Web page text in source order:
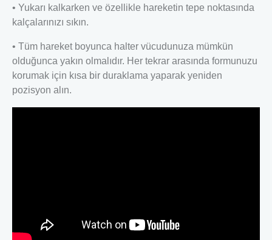
• Yukarı kalkarken ve özellikle hareketin tepe noktasında
kalçalarınızı sıkın.
• Tüm hareket boyunca halter vücudunuza mümkün
olduğunca yakın olmalıdır. Her tekrar arasında formunuzu
korumak için kısa bir duraklama yaparak yeniden
pozisyon alın.